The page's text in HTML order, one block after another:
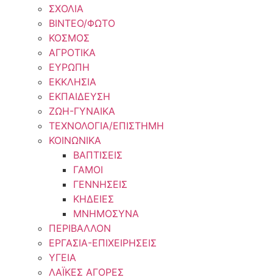
ΣΧΟΛΙΑ
ΒΙΝΤΕΟ/ΦΩΤΟ
ΚΟΣΜΟΣ
ΑΓΡΟΤΙΚΑ
ΕΥΡΩΠΗ
ΕΚΚΛΗΣΙΑ
ΕΚΠΑΙΔΕΥΣΗ
ΖΩΗ-ΓΥΝΑΙΚΑ
ΤΕΧΝΟΛΟΓΙΑ/ΕΠΙΣΤΗΜΗ
ΚΟΙΝΩΝΙΚΑ
ΒΑΠΤΙΣΕΙΣ
ΓΑΜΟΙ
ΓΕΝΝΗΣΕΙΣ
ΚΗΔΕΙΕΣ
ΜΝΗΜΟΣΥΝΑ
ΠΕΡΙΒΑΛΛΟΝ
ΕΡΓΑΣΙΑ-ΕΠΙΧΕΙΡΗΣΕΙΣ
ΥΓΕΙΑ
ΛΑΪΚΕΣ ΑΓΟΡΕΣ